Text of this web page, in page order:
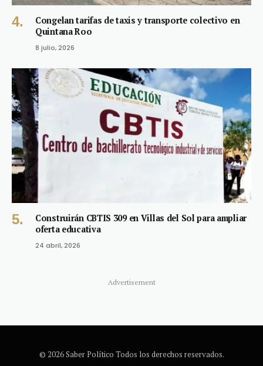
Congelan tarifas de taxis y transporte colectivo en
Quintana Roo
8 julio, 2026
Construirán CBTIS 309 en Villas del Sol para ampliar
oferta educativa
24 abril, 2026
Advertisement
© 2026 Saber Político Todos los derechos reservados.